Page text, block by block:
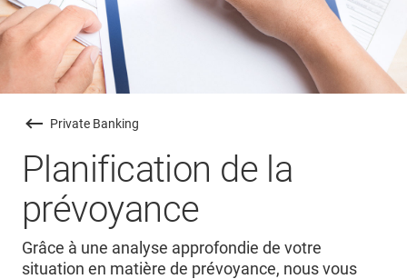
Private Banking
Planification de la
prévoyance
Grâce à une analyse approfondie de votre
situation en matière de prévoyance, nous vous